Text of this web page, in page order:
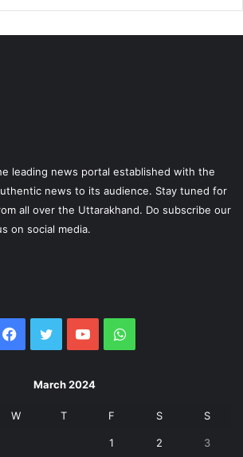
leading news portal established with the
news to its audience. Stay tuned for
all over the Uttarakhand. Do subscribe our
on social media.
Facebook
Twitter YouTubeWhatsApp
March 2024
W T F S S
1 2 3